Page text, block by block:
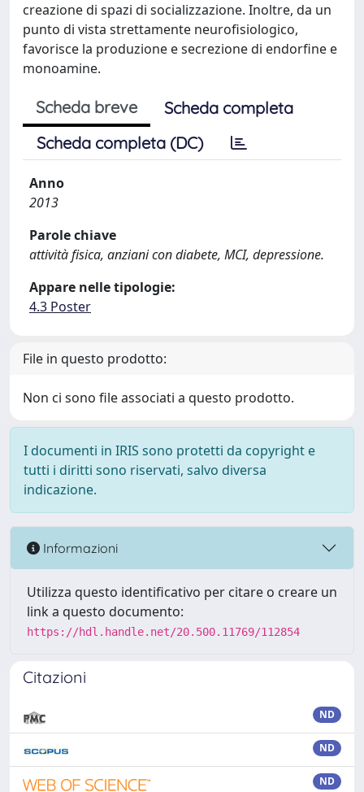
creazione di spazi di socializzazione. Inoltre, da un
punto di vista strettamente neurofisiologico,
favorisce la produzione e secrezione di endorfine e
monoamine.
Scheda breve
Scheda completa
Scheda completa (DC)
Anno
2013
Parole chiave
attività fisica, anziani con diabete, MCI, depressione.
Appare nelle tipologie:
4.3 Poster
File in questo prodotto:
Non ci sono file associati a questo prodotto.
I documenti in IRIS sono protetti da copyright e
tutti i diritti sono riservati, salvo diversa
indicazione.
Informazioni
Utilizza questo identificativo per citare o creare un
link a questo documento:
https://hdl.handle.net/20.500.11769/112854
Citazioni
ND
ND
ND